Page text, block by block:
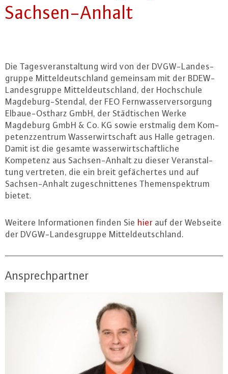
Sach­sen-An­halt
Die Ta­ges­ver­an­stal­tung wird von der DVGW-Lan­des­
grup­pe Mit­tel­deutsch­land gemeinsam mit der BDEW-
Lan­des­grup­pe Mit­tel­deutsch­land, der Hoch­schu­le
Mag­de­burg-Sten­dal, der FEO Fern­was­ser­ver­sor­gung
El­baue-Ost­harz GmbH, der Städ­ti­schen Werke
Magdeburg GmbH & Co. KG sowie erstmalig dem Kom­
pe­tenz­zen­trum Was­ser­wirt­schaft aus Halle getragen.
Damit ist die gesamte was­ser­wirt­schaft­li­che
Kompetenz aus Sach­sen-An­halt zu dieser Ver­an­stal­
tung vertreten, die ein breit ge­fä­cher­tes und auf
Sach­sen-An­halt zu­ge­schnit­te­nes The­men­spek­trum
bietet.
Weitere In­for­ma­tio­nen finden Sie hier auf der Webseite
der DVGW-Lan­des­grup­pe Mit­tel­deutsch­land.
Ansprechpartner